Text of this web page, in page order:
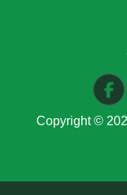
ម៉ាណែត នាយកដ្ឋមន្រ្តី
បញ្ជាក់ថា ជាលទ្ធផលត្
ពីរខែនេះ កម្ពុជានាំចេ
ជាង៧០៧ ៤៧១តោន​
ឆ្នាំមុន​មានកំណើន៤០ភ
សហព័ន្ធស្រូវអង្ករកម្ពុជា
ប្រមាណពី១៩០ ទៅ២
ឡើងពី២៦ ទៅ៣៧,៦ភា
Copyright ©